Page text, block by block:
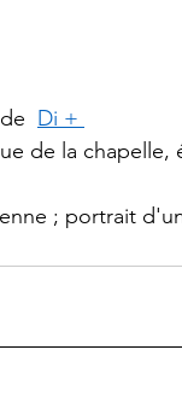
de Di +
de la
; portrait